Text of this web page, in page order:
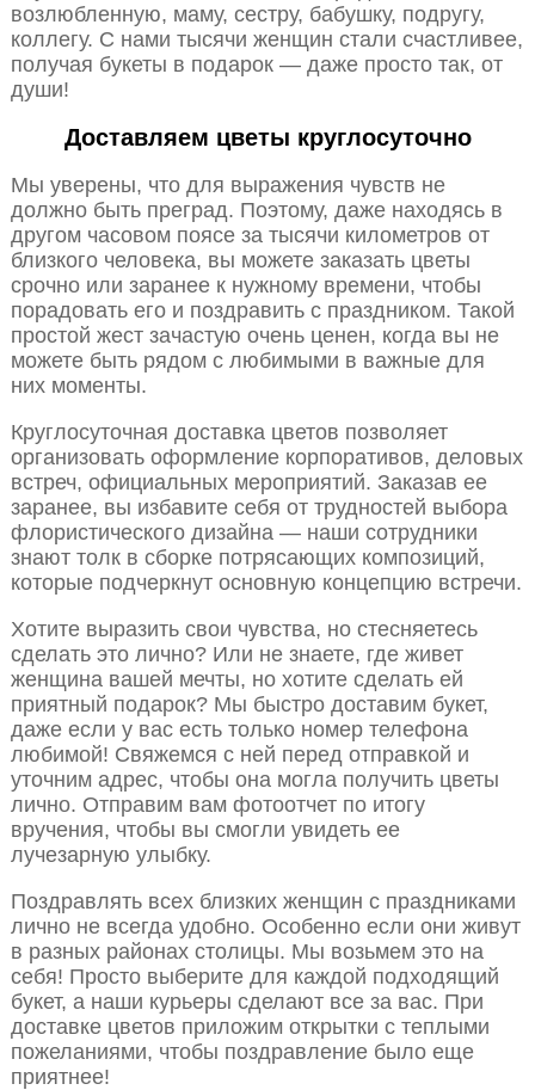
возлюбленную, маму, сестру, бабушку, подругу,
коллегу. С нами тысячи женщин стали счастливее,
получая букеты в подарок — даже просто так, от
души!
Доставляем цветы круглосуточно
Мы уверены, что для выражения чувств не
должно быть преград. Поэтому, даже находясь в
другом часовом поясе за тысячи километров от
близкого человека, вы можете заказать цветы
срочно или заранее к нужному времени, чтобы
порадовать его и поздравить с праздником. Такой
простой жест зачастую очень ценен, когда вы не
можете быть рядом с любимыми в важные для
них моменты.
Круглосуточная доставка цветов позволяет
организовать оформление корпоративов, деловых
встреч, официальных мероприятий. Заказав ее
заранее, вы избавите себя от трудностей выбора
флористического дизайна — наши сотрудники
знают толк в сборке потрясающих композиций,
которые подчеркнут основную концепцию встречи.
Хотите выразить свои чувства, но стесняетесь
сделать это лично? Или не знаете, где живет
женщина вашей мечты, но хотите сделать ей
приятный подарок? Мы быстро доставим букет,
даже если у вас есть только номер телефона
любимой! Свяжемся с ней перед отправкой и
уточним адрес, чтобы она могла получить цветы
лично. Отправим вам фотоотчет по итогу
вручения, чтобы вы смогли увидеть ее
лучезарную улыбку.
Поздравлять всех близких женщин с праздниками
лично не всегда удобно. Особенно если они живут
в разных районах столицы. Мы возьмем это на
себя! Просто выберите для каждой подходящий
букет, а наши курьеры сделают все за вас. При
доставке цветов приложим открытки с теплыми
пожеланиями, чтобы поздравление было еще
приятнее!